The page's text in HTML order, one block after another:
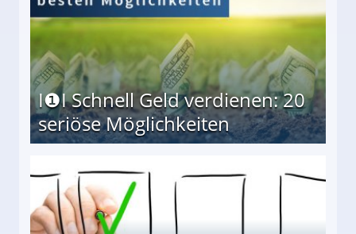
I❶I Schnell Geld verdienen: 20
seriöse Möglichkeiten